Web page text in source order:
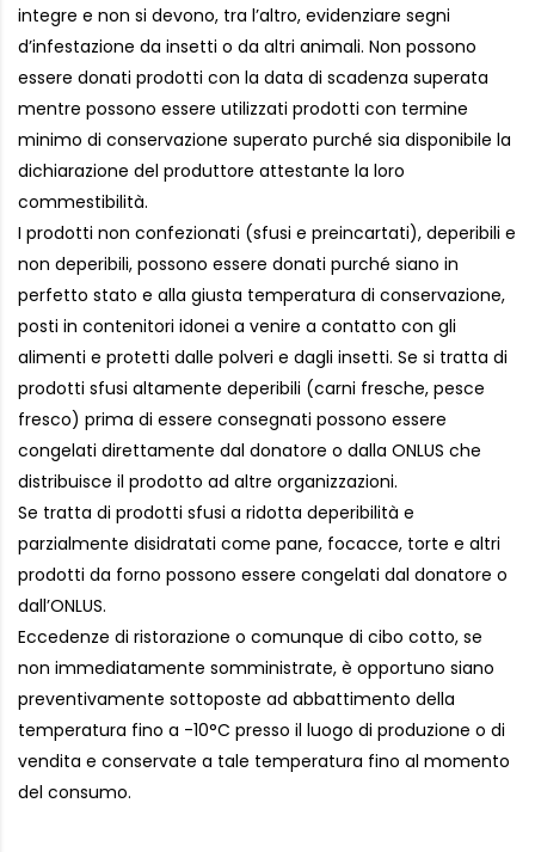
integre e non si devono, tra l’altro, evidenziare segni
d’infestazione da insetti o da altri animali. Non possono
essere donati prodotti con la data di scadenza superata
mentre possono essere utilizzati prodotti con termine
minimo di conservazione superato purché sia disponibile la
dichiarazione del produttore attestante la loro
commestibilità.
I prodotti non confezionati (sfusi e preincartati), deperibili e
non deperibili, possono essere donati purché siano in
perfetto stato e alla giusta temperatura di conservazione,
posti in contenitori idonei a venire a contatto con gli
alimenti e protetti dalle polveri e dagli insetti. Se si tratta di
prodotti sfusi altamente deperibili (carni fresche, pesce
fresco) prima di essere consegnati possono essere
congelati direttamente dal donatore o dalla ONLUS che
distribuisce il prodotto ad altre organizzazioni.
Se tratta di prodotti sfusi a ridotta deperibilità e
parzialmente disidratati come pane, focacce, torte e altri
prodotti da forno possono essere congelati dal donatore o
dall’ONLUS.
Eccedenze di ristorazione o comunque di cibo cotto, se
non immediatamente somministrate, è opportuno siano
preventivamente sottoposte ad abbattimento della
temperatura fino a -10°C presso il luogo di produzione o di
vendita e conservate a tale temperatura fino al momento
del consumo.